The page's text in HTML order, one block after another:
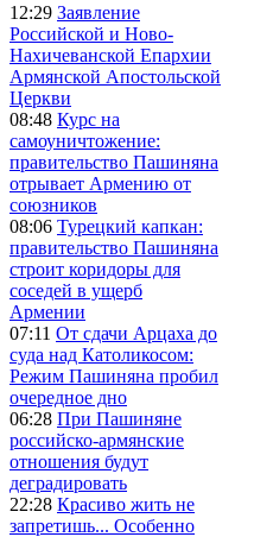
12:29 Заявление
Российской и Ново-
Нахичеванской Епархии
Армянской Апостольской
Церкви
08:48 Курс на
самоуничтожение:
правительство Пашиняна
отрывает Армению от
союзников
08:06 Турецкий капкан:
правительство Пашиняна
строит коридоры для
соседей в ущерб
Армении
07:11 От сдачи Арцаха до
суда над Католикосом:
Режим Пашиняна пробил
очередное дно
06:28 При Пашиняне
российско-армянские
отношения будут
деградировать
22:28 Красиво жить не
запретишь... Особенно